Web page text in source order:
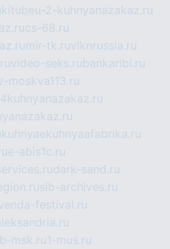
kitubeu-2-kuhnyanazakaz.ru
cs-68.ru
mir-tk.ruvlknrussia.ru
video-seks.rubankaribi.ru
moskva113.ru
kuhnyaekuhnyaafabrika.ru
e-abis1c.ru
dark-sand.ru
sib-archives.ru
festival.ru
msk.ru1-mus.ru